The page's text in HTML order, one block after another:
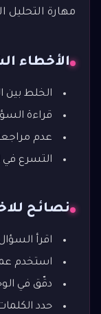
مهارة التحليل
الأخطاء
الخلط بين
قراءة
عدم
التسرع في
نصائح
اقرأ
استخدم
دقّق في
حدد